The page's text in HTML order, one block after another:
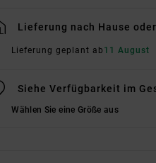
Lieferung nach Hause
Lieferung geplant ab 11 August
Siehe Verfügbarkeit im
Wählen Sie eine Größe aus